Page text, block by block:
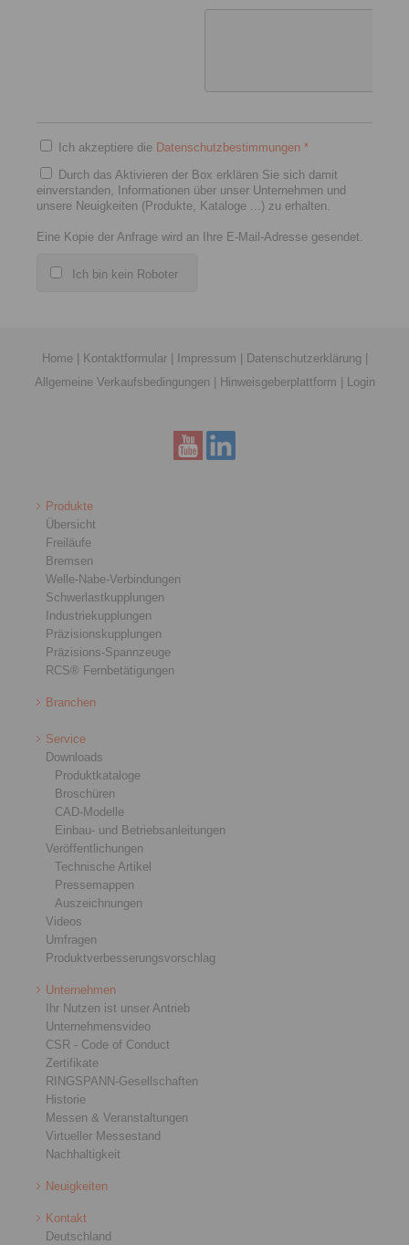
Ich akzeptiere die Datenschutzbestimmungen *
Durch das Aktivieren der Box erklären Sie sich damit
einverstanden, Informationen über unser Unternehmen und
unsere Neuigkeiten (Produkte, Kataloge ...) zu erhalten.
Eine Kopie der Anfrage wird an Ihre E-Mail-Adresse gesendet.
Ich bin kein Roboter
Home| Kontaktformular| Impressum | Datenschutzerklärung |
Allgemeine Verkaufsbedingungen | Hinweisgeberplattform | Login
Produkte
Übersicht
Freiläufe
Bremsen
Welle-Nabe-Verbindungen
Schwerlastkupplungen
Industriekupplungen
Präzisionskupplungen
Präzisions-Spannzeuge
RCS® Fernbetätigungen
Branchen
Service
Downloads
Produktkataloge
Broschüren
CAD-Modelle
Einbau- und Betriebsanleitungen
Veröffentlichungen
Technische Artikel
Pressemappen
Auszeichnungen
Videos
Umfragen
Produktverbesserungsvorschlag
Unternehmen
Ihr Nutzen ist unser Antrieb
Unternehmensvideo
CSR - Code of Conduct
Zertifikate
RINGSPANN-Gesellschaften
Historie
Messen & Veranstaltungen
Virtueller Messestand
Nachhaltigkeit
Neuigkeiten
Kontakt
Deutschland